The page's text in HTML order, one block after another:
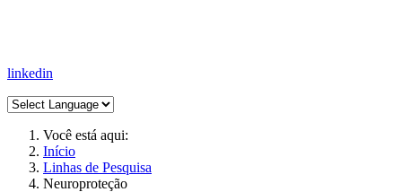
linkedin
Você está aqui:
Início
Linhas de Pesquisa
Neuroproteção